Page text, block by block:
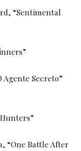
“Sentimental
Secreto”
“One Battle After